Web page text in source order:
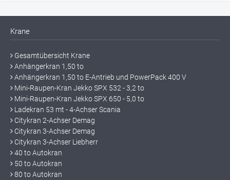
Krane
Gesamtübersicht Krane
Anhängerkran 1,50 to
Anhängerkran 1,50 to E-Antrieb und PowerPack 400 V
Mini-Raupen-Kran Jekko SPX 532 - 3,2 to
Mini-Raupen-Kran Jekko SPX 650 - 5,0 to
Ladekran 53 mt - 4-Achser Scania
Citykran 2-Achser Demag
Citykran 3-Achser Demag
Citykran 3-Achser Liebherr
40 to Autokran
50 to Autokran
80 to Autokran